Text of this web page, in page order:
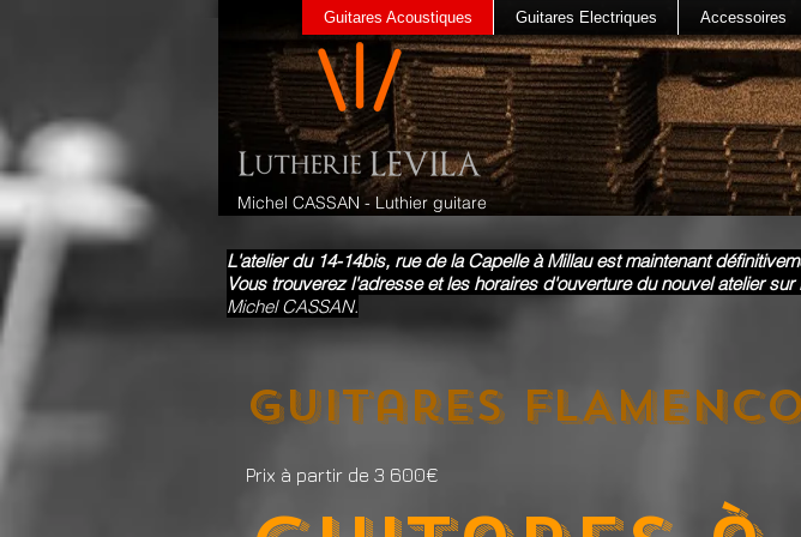
Guitares Acoustiques Guitares Electriques Accessoires
Michel CASSAN - Luthier guitare
L'atelier du 14-14bis, rue de la Capelle à Millau est maintenant
Vous trouverez l'adresse et les horaires d'ouverture du nouvel atelier sur
Michel CASSAN.
Guitares
Prix à partir de 3 600€